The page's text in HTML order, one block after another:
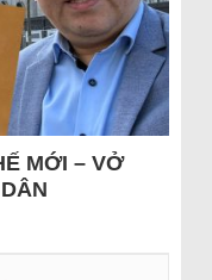
MỚI – VỞ